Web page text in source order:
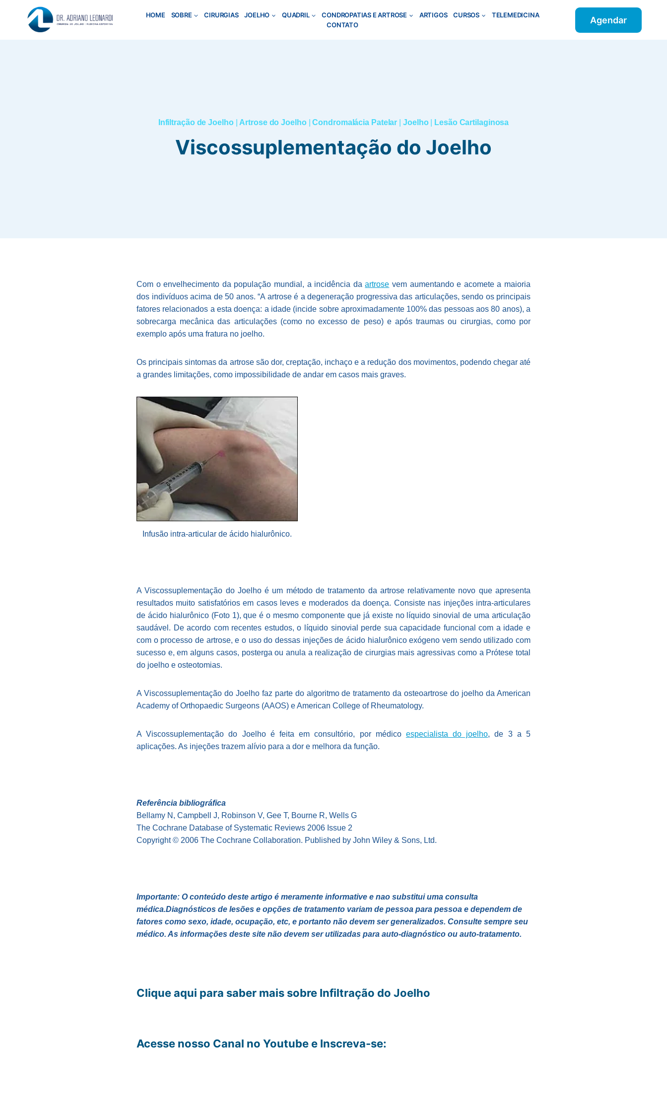
HOME SOBRE CIRURGIAS JOELHO QUADRIL CONDROPATIAS E ARTROSE ARTIGOS CURSOS
TELEMEDICINA
CONTATO
Agendar
Infiltração de Joelho| Artrose do Joelho|Condromalácia Patelar Joelho| Lesão Cartilaginosa
Viscossuplementação do Joelho
Com o envelhecimento da população mundial, a incidência daartrose vem aumentando e acomete a maioria
dos indivíduos acima de 50 anos. “A artrose é a degeneração progressiva das articulações, sendo os principais
fatores relacionados a esta doença: a idade (incide sobre aproximadamente 100% das pessoas aos 80 anos), a
sobrecarga mecânica das articulações (como no excesso de peso) e após traumas ou cirurgias, como por
exemplo após uma fratura no joelho.
Os principais sintomas da artrose são dor, creptação, inchaço e a redução dos movimentos, podendo chegar até
a grandes limitações, como impossibilidade de andar em casos mais graves.
Infusão intra-articular de ácido hialurônico.
A Viscossuplementação do Joelho é um método de tratamento da artrose relativamente novo que apresenta
resultados muito satisfatórios em casos leves e moderados da doença. Consiste nas injeções intra-articulares
de ácido hialurônico (Foto 1), que é o mesmo componente que já existe no líquido sinovial de uma articulação
saudável. De acordo com recentes estudos, o líquido sinovial perde sua capacidade funcional com a idade e
com o processo de artrose, e o uso do dessas injeções de ácido hialurônico exógeno vem sendo utilizado com
sucesso e, em alguns casos, posterga ou anula a realização de cirurgias mais agressivas como a Prótese total
do joelho e osteotomias.
A Viscossuplementação do Joelho faz parte do algoritmo de tratamento da osteoartrose do joelho da American
Academy of Orthopaedic Surgeons (AAOS) e American College of Rheumatology.
A Viscossuplementação do Joelho é feita em consultório, por médico especialista do joelho, de 3 a 5
aplicações. As injeções trazem alívio para a dor e melhora da função.
Referência bibliográfica
Bellamy N, Campbell J, Robinson V, Gee T, Bourne R, Wells G
The Cochrane Database of Systematic Reviews 2006 Issue 2
Copyright © 2006 The Cochrane Collaboration. Published by John Wiley & Sons, Ltd.
Importante: O conteúdo deste artigo é meramente informative e nao substitui uma consulta
médica.Diagnósticos de lesões e opções de tratamento variam de pessoa para pessoa e dependem de
fatores como sexo, idade, ocupação, etc, e portanto não devem ser generalizados. Consulte sempre seu
médico. As informações deste site não devem ser utilizadas para auto-diagnóstico ou auto-tratamento.
Clique aqui para saber mais sobre Infiltração do Joelho
Acesse nosso Canal no Youtube e Inscreva-se: